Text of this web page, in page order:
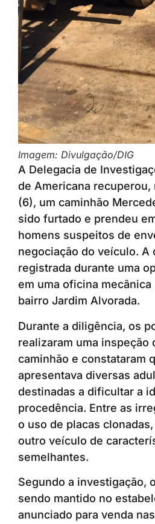
Imagem: Divulgação/DIG
A Delegacia de
de Americana
(6), um caminhão
sido furtado e prendeu
homens suspeitos de
negociação do veículo. A
registrada durante uma
em uma oficina mecânica
bairro Jardim Alvorada.
Durante a diligência, os
realizaram uma inspeção
caminhão e constataram
apresentava diversas
destinadas a dificultar a
procedência. Entre as
o uso de placas
outro veículo de
semelhantes.
Segundo a investigação,
sendo mantido no
anunciado para venda